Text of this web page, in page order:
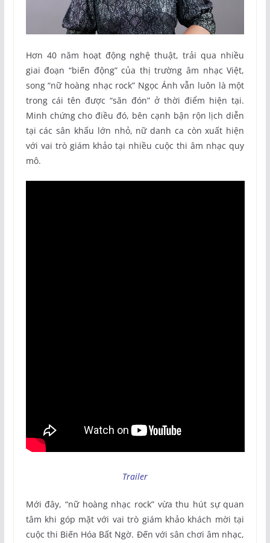
Hơn 40 năm hoạt động nghệ thuật, trải qua nhiều
giai đoạn “biến động” của thị trường âm nhạc Việt,
song “nữ hoàng nhạc rock” Ngọc Ánh vẫn luôn là một
trong cái tên được “săn đón” ở thời điểm hiện tại.
Minh chứng cho điều đó, bên cạnh bận rộn lịch diễn
tại các sân khấu lớn nhỏ, nữ danh ca còn xuất hiện
với vai trò giám khảo tại nhiều cuộc thi âm nhạc quy
mô.
Trailer
Mới đây, “nữ hoàng nhạc rock” vừa thu hút sự quan
tâm khi góp mặt với vai trò giám khảo khách mời tại
cuộc thi Biến Hóa Bất Ngờ. Đến với sân chơi âm nhạc,